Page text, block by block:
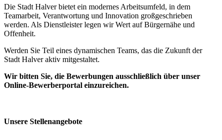
Die Stadt Halver bietet ein modernes Arbeitsumfeld, in dem
Teamarbeit, Verantwortung und Innovation großgeschrieben
werden. Als Dienstleister legen wir Wert auf Bürgernähe und
Offenheit.
Werden Sie Teil eines dynamischen Teams, das die Zukunft der
Stadt Halver aktiv mitgestaltet.
Wir bitten Sie, die Bewerbungen ausschließlich über unser
Online-Bewerberportal einzureichen.
Unsere Stellenangebote